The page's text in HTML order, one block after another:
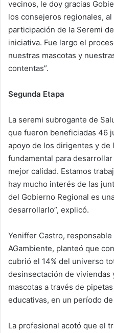
vecinos, le doy gracias
los consejeros regionales,
participación de la Seremi
iniciativa. Fue largo el
nuestras mascotas y
contentas”.
Segunda Etapa
La seremi subrogante de
que fueron beneficiadas 46
apoyo de los dirigentes y de
fundamental para
mejor calidad. Estamos
hay mucho interés de las
del Gobierno Regional es
desarrollarlo”, explicó.
Yeniffer Castro,
AGambiente, planteó que
cubrió el 14% del universo
desinsectación de viviendas
mascotas a través de
educativas, en un período de
La profesional acotó que el